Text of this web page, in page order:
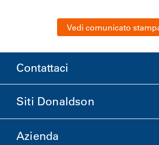
Vedi comunicato
Contattaci
Siti Donaldson
Donaldson Life Sciences
Azienda